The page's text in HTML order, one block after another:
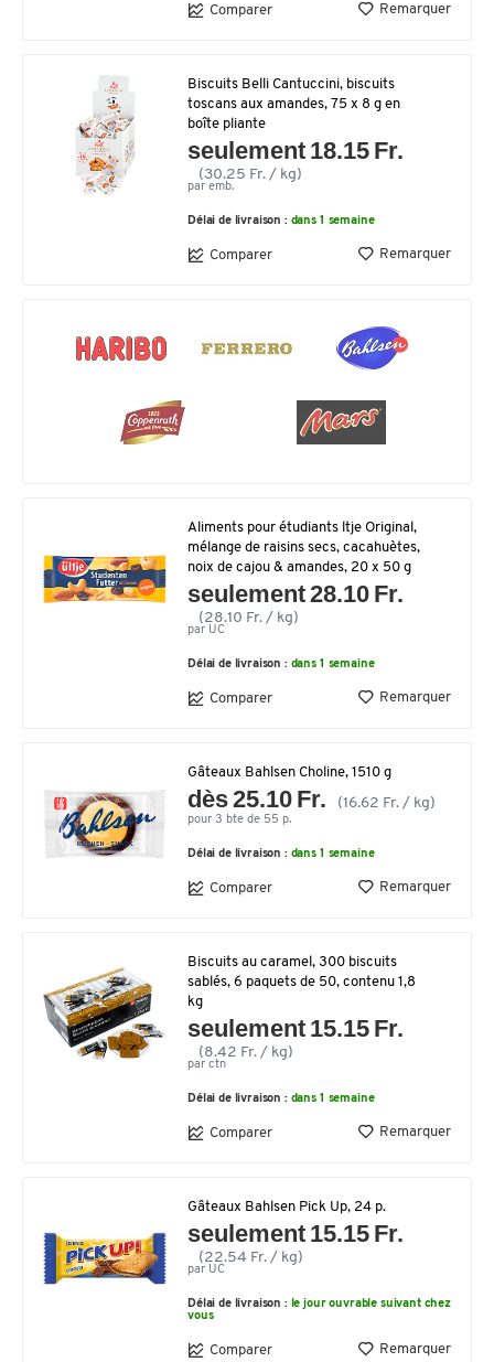
Comparer Remarquer
Biscuits Belli Cantuccini, biscuits
toscans aux amandes, 75 x 8 g en
boîte pliante
seulement 18.15 Fr.
(30.25 Fr. / kg)
par emb.
Délai de livraison : dans 1 semaine
Comparer Remarquer
Aliments pour étudiants ltje Original,
mélange de raisins secs, cacahuètes,
noix de cajou & amandes, 20 x 50 g
seulement 28.10 Fr.
(28.10 Fr. / kg)
par UC
Délai de livraison : dans 1 semaine
Comparer Remarquer
Gâteaux Bahlsen Choline, 1510 g
dès 25.10 Fr. (16.62 Fr. / kg)
pour 3 bte de 55 p.
Délai de livraison : dans 1 semaine
Comparer Remarquer
Biscuits au caramel, 300 biscuits
sablés, 6 paquets de 50, contenu 1,8
kg
seulement 15.15 Fr.
(8.42 Fr. / kg)
par ctn
Délai de livraison : dans 1 semaine
Comparer Remarquer
Gâteaux Bahlsen Pick Up, 24 p.
seulement 15.15 Fr.
(22.54 Fr. / kg)
par UC
Délai de livraison : le jour ouvrable suivant chez
vous
Comparer Remarquer